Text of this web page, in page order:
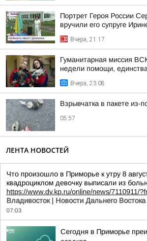
Портрет Героя России
вручили его супруге
Вчера, 21:17
Гуманитарная миссия
недели помощи,
Вчера, 23:08
Взрывчатка в пакете из-
05:57
ЛЕНТА НОВОСТЕЙ
Что произошло в Приморье к утру 8
квадроциклом девочку выписали из
https://www.dv.kp.ru/online/news/7110911/
Владивосток | Новости Дальнего Востока
07:03
Сегодня в Приморье